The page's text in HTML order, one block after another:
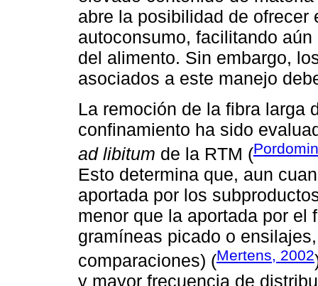
abre la posibilidad de
autoconsumo, facilitando
del alimento. Sin embargo,
asociados a este manejo
La remoción de la fibra larga
confinamiento ha sido
ad libitum de la RTM (
Esto determina que, aun
aportada por los
menor que la aportada por el
gramíneas picado o
comparaciones) (Mertens, 2002
y mayor frecuencia de